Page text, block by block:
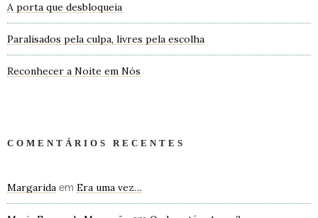
A porta que desbloqueia
Paralisados pela culpa, livres pela escolha
Reconhecer a Noite em Nós
COMENTÁRIOS RECENTES
Margarida em Era uma vez…